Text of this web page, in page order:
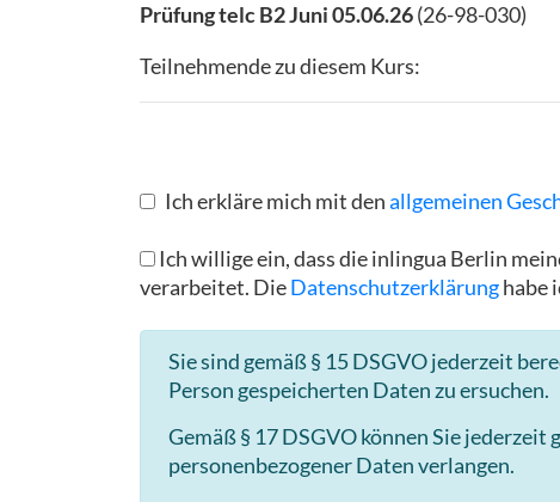
Prüfung telc B2 Juni 05.06.26(26-98-030)
Teilnehmende zu diesem Kurs:
Ich erkläre mich mit denallgemeinen
Ich willige ein, dass die inlingua Berlin
verarbeitet. DieDatenschutzerklärunghabe
Sie sind gemäß § 15 DSGVO jederzeit
Person gespeicherten Daten zu ersuchen.
Gemäß § 17 DSGVO können Sie
personenbezogener Daten verlangen.